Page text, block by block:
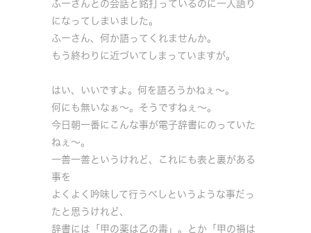
ふーさんとの会話と銘打っているのに一人語り
になってしまいました。
ふーさん、何か語ってくれませんか。
もう終わりに近づいてしまっていますが。
はい、いいですよ。何を語ろうかねぇ～。
何にも無いなぁ～。そうですねぇ～。
今日朝一番にこんな事が電子辞書にのっていた
ねぇ～。
一善一善というけれど、これにも表と裏がある
事を
よくよく吟味して行うべしというような事だっ
たと思うけれど、
辞書には「甲の薬は乙の毒」。とか「甲の損は